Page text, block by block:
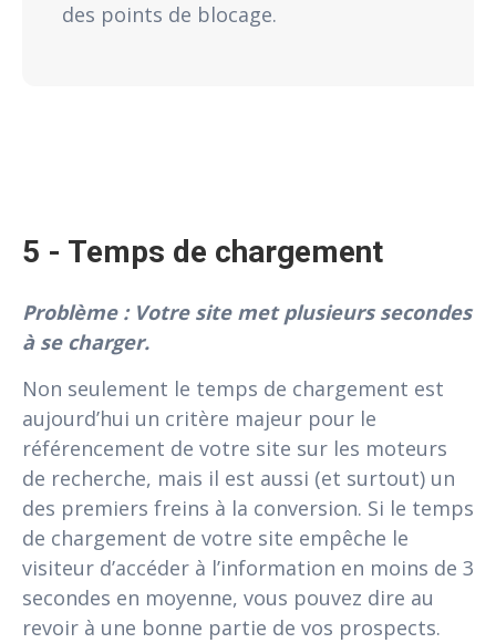
des points de blocage.
5 - Temps de chargement
Problème : Votre site met plusieurs secondes
à se charger.
Non seulement le temps de chargement est
aujourd’hui un critère majeur pour le
référencement de votre site sur les moteurs
de recherche, mais il est aussi (et surtout) un
des premiers freins à la conversion. Si le temps
de chargement de votre site empêche le
visiteur d’accéder à l’information en moins de 3
secondes en moyenne, vous pouvez dire au
revoir à une bonne partie de vos prospects.